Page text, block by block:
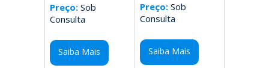
Preço: Sob
Consulta
Saiba Mais
Preço:Sob
Consulta
Saiba Mais